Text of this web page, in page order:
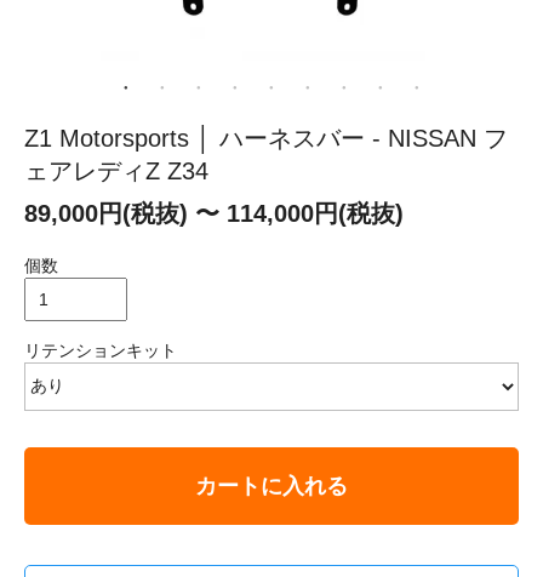
Z1 Motorsports │ ハーネスバー - NISSAN フ
ェアレディZ Z34
89,000円(税抜) 〜 114,000円(税抜)
個数
リテンションキット
カートに入れる